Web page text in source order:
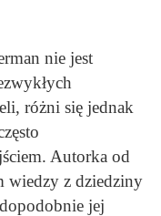
nie jest
różni się jednak
Autorka od
wiedzy z dziedziny
jej